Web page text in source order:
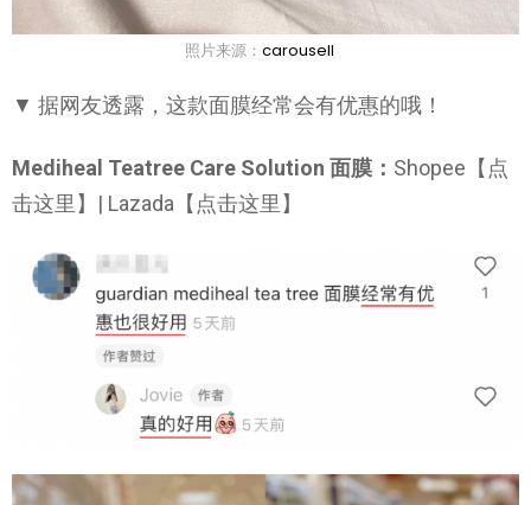
照片来源： carousell
▼ 据网友透露，这款面膜经常会有优惠的哦！
Mediheal Teatree Care Solution 面膜： Shopee【点
击这里】| Lazada【点击这里】